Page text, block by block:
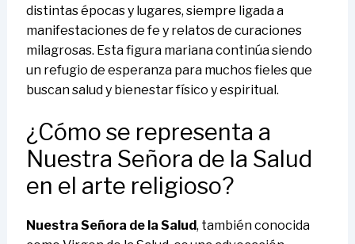
distintas épocas y lugares, siempre ligada a
manifestaciones de fe y relatos de curaciones
milagrosas. Esta figura mariana continúa siendo
un refugio de esperanza para muchos fieles que
buscan salud y bienestar físico y espiritual.
¿Cómo se representa a
Nuestra Señora de la Salud
en el arte religioso?
Nuestra Señora de la Salud, también conocida